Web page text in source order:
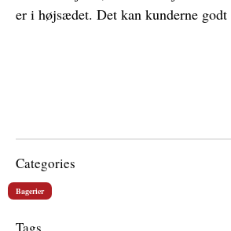
er i højsædet. Det kan kunderne
Categories
Bagerier